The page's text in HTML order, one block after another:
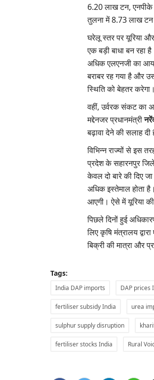
6.20 लाख टन,
तुलना में 8.73 लाख टन
घरेलू स्तर पर यूरिया
एक बड़ी बाधा बन
अधिक एलएनजी का
बराबर रह गया है और
स्थिति को बेहतर करेगा।
वहीं, उर्वरक संकट का
मद्देनजर प्रधानमंत्री
बढ़ावा देने की सलाह
विभिन्न राज्यों से इस
प्रदेश के सहारनपुर
केवल दो बारे की दिए
अधिक इस्तेमाल होता
आएगी। ऐसे में यूरिया
पिछले दिनों हुई
लिए कृषि मंत्रालय
बिक्री की मात्रा और
Tags:
India DAP imports DAP prices
fertiliser subsidy India urea
sulphur supply disruption
fertiliser stocks India Rural